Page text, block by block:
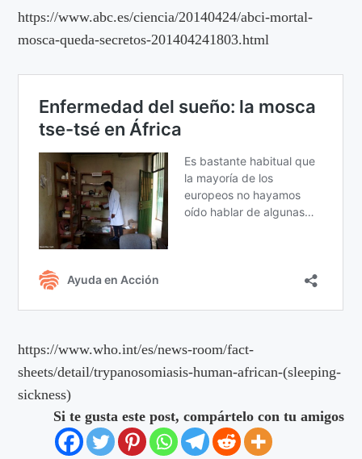
https://www.abc.es/ciencia/20140424/abci-mortal-
mosca-queda-secretos-201404241803.html
https://www.who.int/es/news-room/fact-
sheets/detail/trypanosomiasis-human-african-(sleeping-
sickness)
Si te gusta este post, compártelo con tu amigos